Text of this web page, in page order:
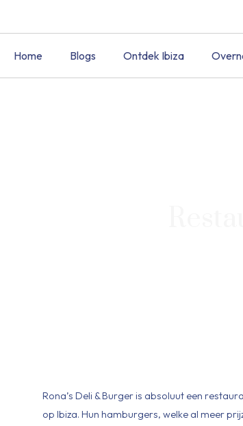
Home Blogs Ontdek Ibiza
Rona’s Deli & Burger is absoluut een
op Ibiza. Hun hamburgers, welke al meer